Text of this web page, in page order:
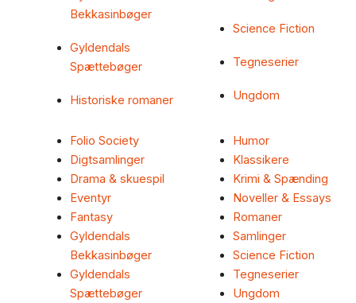
Bekkasinbøger
Gyldendals
Spættebøger
Historiske romaner
Science Fiction
Tegneserier
Ungdom
Folio Society
Digtsamlinger
Drama & skuespil
Eventyr
Fantasy
Gyldendals
Bekkasinbøger
Gyldendals
Spættebøger
Humor
Klassikere
Krimi & Spænding
Noveller & Essays
Romaner
Samlinger
Science Fiction
Tegneserier
Ungdom